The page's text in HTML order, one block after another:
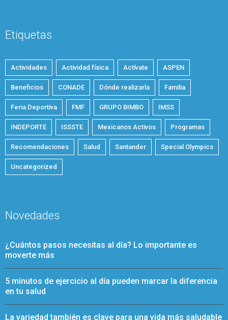
Etiquetas
Actividades Actividad física Actívate ASPEN
Beneficios CONADE Dónde realizarla Familia
Feria Deportiva FMF GRUPO BIMBO IMSS
INDEPORTE ISSSTE Mexicanos Activos Programas
Recomendaciones Salud Santander Special Olympics
Uncategorized
Novedades
¿Cuántos pasos necesitas al día? Lo importante es
moverte más
5 minutos de ejercicio al día pueden marcar la diferencia
en tu salud
La variedad también es clave para una vida más saludable